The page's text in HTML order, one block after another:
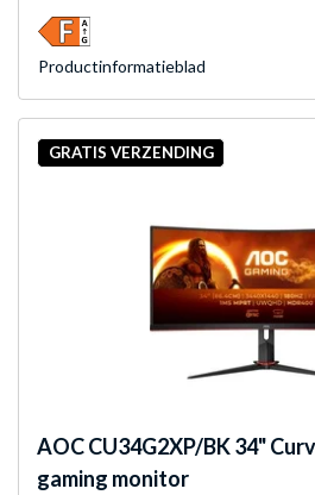
Product­informatieblad
GRATIS VERZENDING
AOCCU34G2XP/BK 34"
gaming monitor